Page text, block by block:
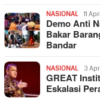
NASIONAL 11
Demo Anti
Bakar
Bandar
NASIONAL 3
GREAT
Eskalasi